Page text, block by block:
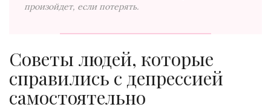
произойдет, если потерять.
Советы людей, которые
справились с депрессией
самостоятельно